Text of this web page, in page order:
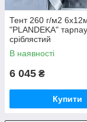
Тент 260 г/м2
"PLANDEKA"
сріблястий
В наявності
6 045 ₴
Купити